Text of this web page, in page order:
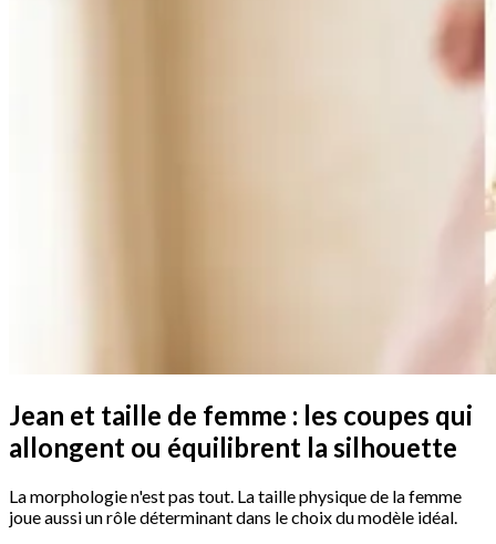
Jean et taille de femme : les coupes qui
allongent ou équilibrent la silhouette
La morphologie n'est pas tout. La taille physique de la femme
joue aussi un rôle déterminant dans le choix du modèle idéal.